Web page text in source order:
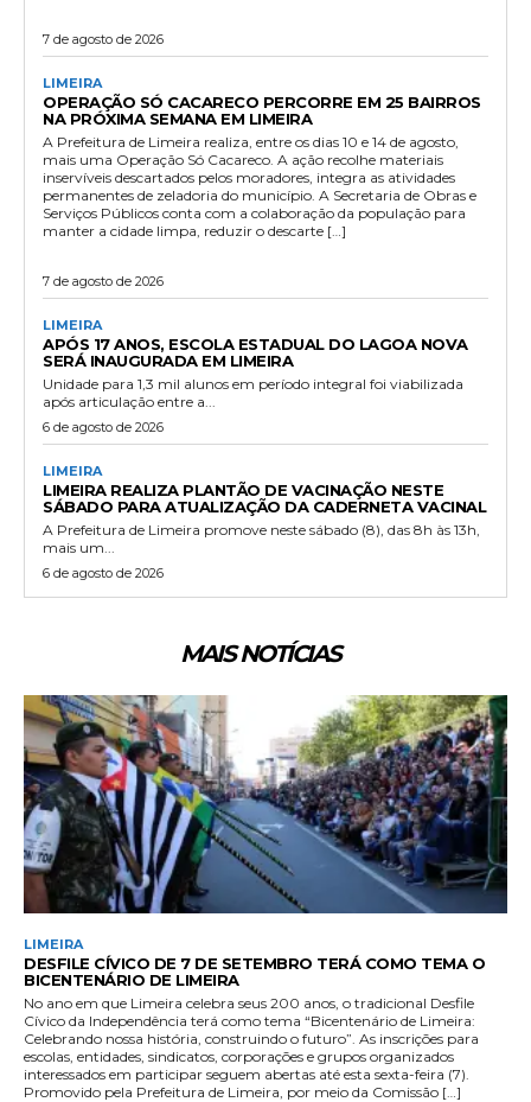
7 de agosto de 2026
LIMEIRA
OPERAÇÃO SÓ CACARECO PERCORRE EM 25 BAIRROS
NA PRÓXIMA SEMANA EM LIMEIRA
A Prefeitura de Limeira realiza, entre os dias 10 e 14 de agosto,
mais uma Operação Só Cacareco. A ação recolhe materiais
inservíveis descartados pelos moradores, integra as atividades
permanentes de zeladoria do município. A Secretaria de Obras e
Serviços Públicos conta com a colaboração da população para
manter a cidade limpa, reduzir o descarte […]
7 de agosto de 2026
LIMEIRA
APÓS 17 ANOS, ESCOLA ESTADUAL DO LAGOA NOVA
SERÁ INAUGURADA EM LIMEIRA
Unidade para 1,3 mil alunos em período integral foi viabilizada
após articulação entre a...
6 de agosto de 2026
LIMEIRA
LIMEIRA REALIZA PLANTÃO DE VACINAÇÃO NESTE
SÁBADO PARA ATUALIZAÇÃO DA CADERNETA VACINAL
A Prefeitura de Limeira promove neste sábado (8), das 8h às 13h,
mais um...
6 de agosto de 2026
MAIS NOTÍCIAS
LIMEIRA
DESFILE CÍVICO DE 7 DE SETEMBRO TERÁ COMO TEMA O
BICENTENÁRIO DE LIMEIRA
No ano em que Limeira celebra seus 200 anos, o tradicional Desfile
Cívico da Independência terá como tema “Bicentenário de Limeira:
Celebrando nossa história, construindo o futuro”. As inscrições para
escolas, entidades, sindicatos, corporações e grupos organizados
interessados em participar seguem abertas até esta sexta-feira (7).
Promovido pela Prefeitura de Limeira, por meio da Comissão […]